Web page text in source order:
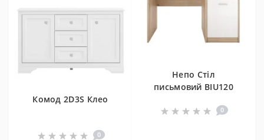
Комод 2D3S Клео
0
Непо Стіл
письмовий BIU120
0